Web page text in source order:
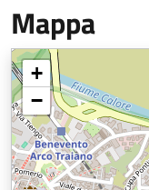
Mappa
+
−